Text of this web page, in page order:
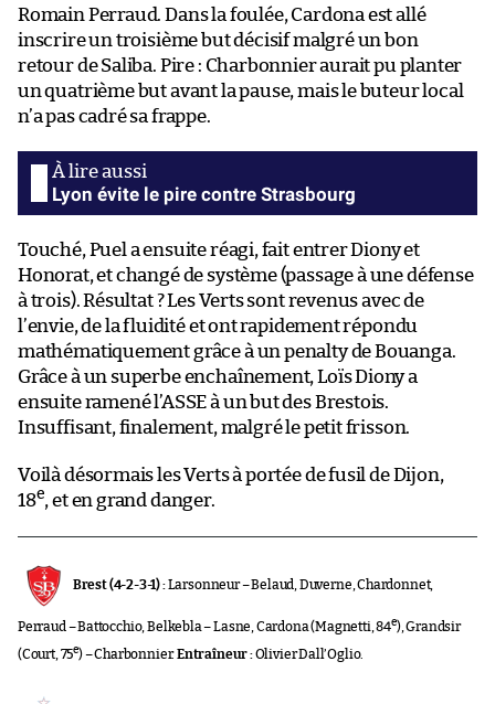
Romain Perraud. Dans la foulée, Cardona est allé
inscrire un troisième but décisif malgré un bon
retour de Saliba. Pire : Charbonnier aurait pu planter
un quatrième but avant la pause, mais le buteur local
n’a pas cadré sa frappe.
Lyon évite le pire contre Strasbourg
Touché, Puel a ensuite réagi, fait entrer Diony et
Honorat, et changé de système (passage à une défense
à trois). Résultat ? Les Verts sont revenus avec de
l’envie, de la fluidité et ont rapidement répondu
mathématiquement grâce à un penalty de Bouanga.
Grâce à un superbe enchaînement, Loïs Diony a
ensuite ramené l’ASSE à un but des Brestois.
Insuffisant, finalement, malgré le petit frisson.
Voilà désormais les Verts à portée de fusil de Dijon,
18e, et en grand danger.
Brest (4-2-3-1) :Larsonneur – Belaud, Duverne, Chardonnet,
Perraud – Battocchio, Belkebla – Lasne, Cardona (Magnetti, 84e), Grandsir
(Court, 75e) – Charbonnier.Entraîneur :Olivier Dall’Oglio.